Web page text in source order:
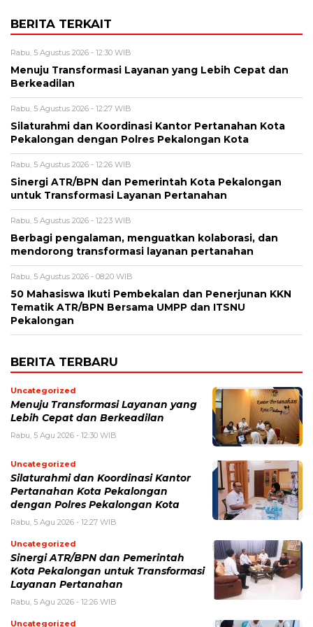
BERITA TERKAIT
Rabu, 5 Agustus 2026 - 12:30 WIB
Menuju Transformasi Layanan yang Lebih Cepat dan
Berkeadilan
Rabu, 5 Agustus 2026 - 12:27 WIB
Silaturahmi dan Koordinasi Kantor Pertanahan Kota
Pekalongan dengan Polres Pekalongan Kota
Rabu, 5 Agustus 2026 - 12:26 WIB
Sinergi ATR/BPN dan Pemerintah Kota Pekalongan
untuk Transformasi Layanan Pertanahan
Rabu, 5 Agustus 2026 - 12:23 WIB
Berbagi pengalaman, menguatkan kolaborasi, dan
mendorong transformasi layanan pertanahan
Rabu, 5 Agustus 2026 - 08:20 WIB
50 Mahasiswa Ikuti Pembekalan dan Penerjunan KKN
Tematik ATR/BPN Bersama UMPP dan ITSNU
Pekalongan
BERITA TERBARU
Uncategorized
Menuju Transformasi Layanan yang
Lebih Cepat dan Berkeadilan
Rabu, 5 Agu 2026 - 12:30 WIB
Uncategorized
Silaturahmi dan Koordinasi Kantor
Pertanahan Kota Pekalongan
dengan Polres Pekalongan Kota
Rabu, 5 Agu 2026 - 12:27 WIB
Uncategorized
Sinergi ATR/BPN dan Pemerintah
Kota Pekalongan untuk Transformasi
Layanan Pertanahan
Rabu, 5 Agu 2026 - 12:26 WIB
Uncategorized